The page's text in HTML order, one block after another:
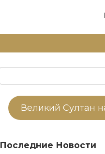
Великий Султан
Последние Новости